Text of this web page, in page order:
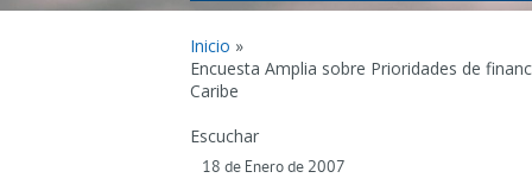
Inicio »
Encuesta Amplia sobre Prioridades de
Caribe
Escuchar
18 de Enero de 2007